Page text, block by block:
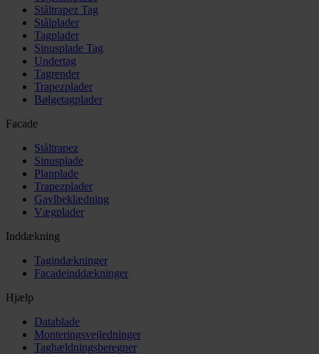
Ståltrapez Tag
Stålplader
Tagplader
Sinusplade Tag
Undertag
Tagrender
Trapezplader
Bølgetagplader
Facade
Ståltrapez
Sinusplade
Planplade
Trapezplader
Gavlbeklædning
Vægplader
Inddækning
Tagindækninger
Facadeinddækninger
Hjælp
Datablade
Monteringsvejledninger
Taghældningsberegner